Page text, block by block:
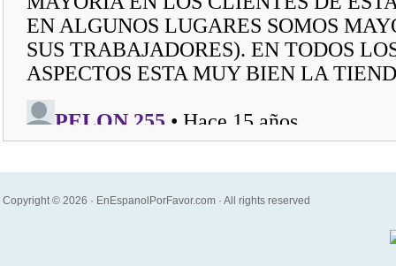
Copyright © 2026 · EnEspanolPorFavor.com · All rights reserved